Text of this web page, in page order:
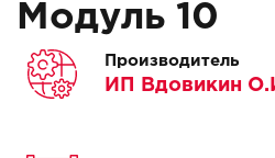
Модуль 10
Производитель
ИП Вдовикин